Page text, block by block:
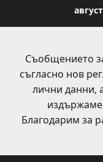
Съобщението
съгласно нов
лични данни,
Благодарим за